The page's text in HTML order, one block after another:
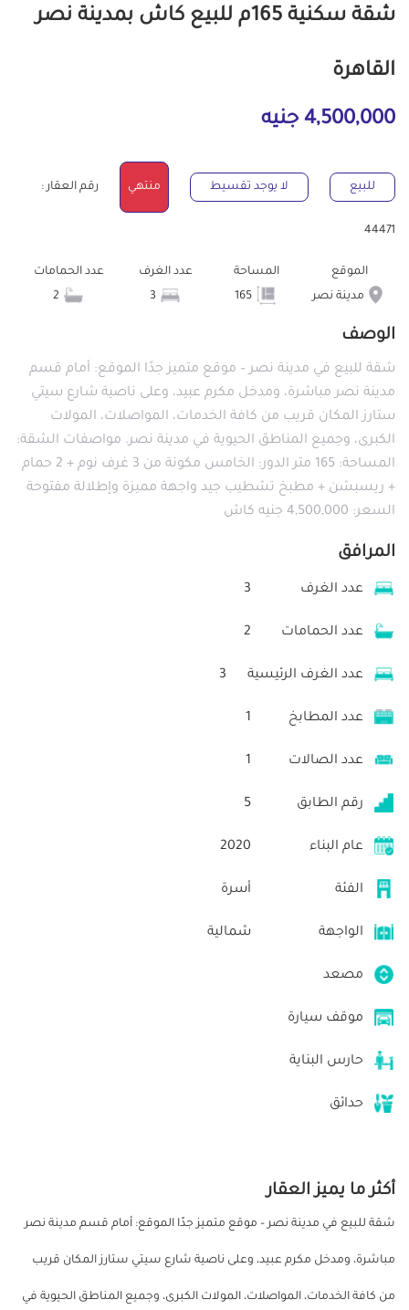
شقة سكنية 165م للبيع كاش بمدينة نصر
القاهرة
4,500,000 جنيه
للبيع لا يوجد تقسيط منتهي رقم العقار :
44471
الموقع
مدينة نصر
المساحة
عدد الغرف
عدد الحمامات
الوصف
شقة للبيع في مدينة نصر – موقع متميز جدًا الموقع: أمام قسم
مدينة نصر مباشرة، ومدخل مكرم عبيد، وعلى ناصية شارع سيتي
ستارز المكان قريب من كافة الخدمات، المواصلات، المولات
الكبرى، وجميع المناطق الحيوية في مدينة نصر. مواصفات الشقة:
المساحة: 165 متر الدور: الخامس مكونة من 3 غرف نوم + 2 حمام
+ ريسبشن + مطبخ تشطيب جيد واجهة مميزة وإطلالة مفتوحة
السعر: 4,500,000 جنيه كاش
المرافق
عدد الغرف 3
عدد الحمامات 2
عدد الغرف الرئيسية 3
عدد المطابخ 1
عدد الصالات 1
رقم الطابق 5
عام البناء 2020
الفئة أسرة
الواجهة شمالية
مصعد
موقف سيارة
حارس البناية
حدائق
أكثر ما يميز العقار
شقة للبيع في مدينة نصر – موقع متميز جدًا الموقع: أمام قسم مدينة نصر
مباشرة، ومدخل مكرم عبيد، وعلى ناصية شارع سيتي ستارز المكان قريب
من كافة الخدمات، المواصلات، المولات الكبرى، وجميع المناطق الحيوية في